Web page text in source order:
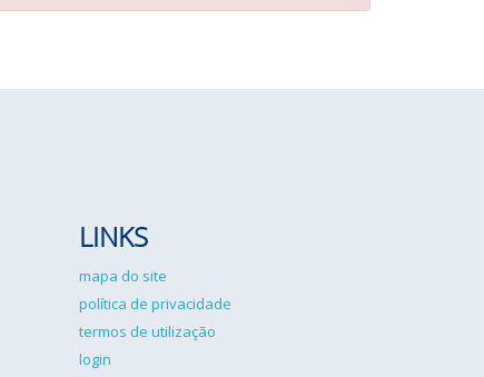
LINKS
mapa do site
política de privacidade
termos de utilização
login